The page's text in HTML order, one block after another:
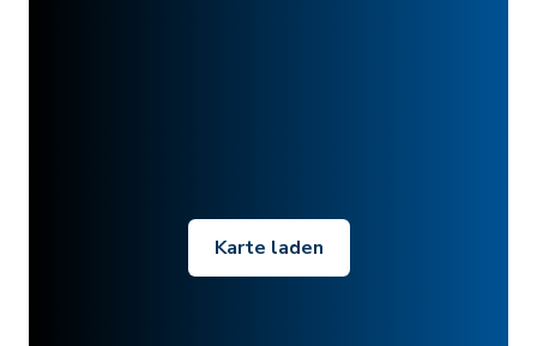
Karte laden